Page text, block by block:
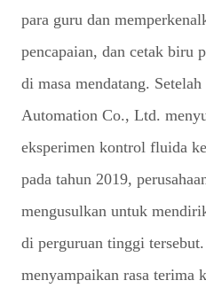
para guru dan
pencapaian, dan cetak biru
di masa mendatang.
Automation Co., Ltd.
eksperimen kontrol fluida
pada tahun 2019,
mengusulkan untuk
di perguruan tinggi
menyampaikan rasa terima